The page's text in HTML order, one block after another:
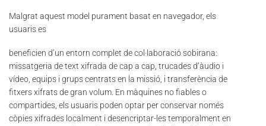
Malgrat aquest model purament basat en navegador, els
usuaris es
beneficien d’un entorn complet de col·laboració sobirana:
missatgeria de text xifrada de cap a cap, trucades d’àudio i
vídeo, equips i grups centrats en la missió, i transferència de
fitxers xifrats de gran volum. En màquines no fiables o
compartides, els usuaris poden optar per conservar només
còpies xifrades localment i desencriptar-les temporalment en